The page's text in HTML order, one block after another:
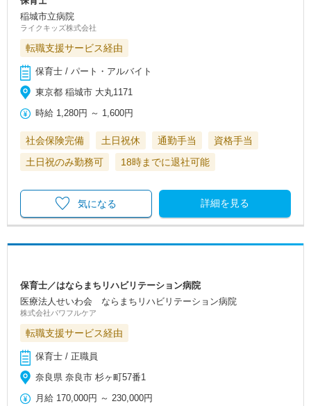
稲城市立病院
ライクキッズ株式会社
転職支援サービス経由
保育士 / パート・アルバイト
東京都 稲城市 大丸1171
時給 1,280円 ～ 1,600円
社会保険完備 土日祝休 通勤手当
資格手当
土日祝のみ勤務可
18時までに退社可能
詳細を見る
気になる
保育士／はならまちリハビリテーション病院
医療法人せいわ会 ならまちリハビリテーション病院
株式会社パワフルケア
転職支援サービス経由
保育士 / 正職員
奈良県 奈良市 杉ヶ町57番1
月給 170,000円 ～230,000円